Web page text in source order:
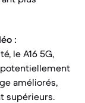
:
le A16 5G,
améliorés,
supérieurs.